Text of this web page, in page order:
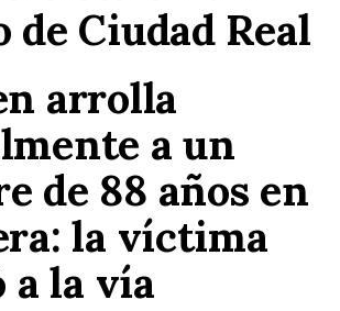
de Ciudad Real
arrolla
a un
de 88 años en
la víctima
a la vía